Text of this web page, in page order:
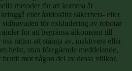
Barn
metoder för att komma åt
eller åsidosätta säkerhets- eller
för exkludering av robotar
för att begränsa åtkomsten till
rätten att stänga av, inaktivera eller
helst, utan föregående meddelande,
brutit mot någon del av dessa villkor.